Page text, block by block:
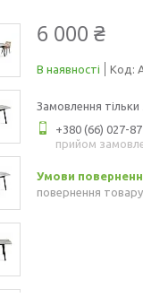
6 000 ₴
В наявності Код:
Замовлення
+380 (66) 027-
прийом
повернення